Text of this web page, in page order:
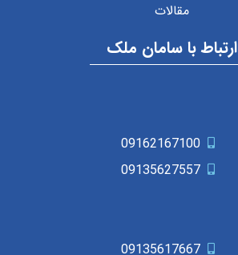
مقالات
ارتباط با سامان ملک
09162167100
09135627557
09135617667